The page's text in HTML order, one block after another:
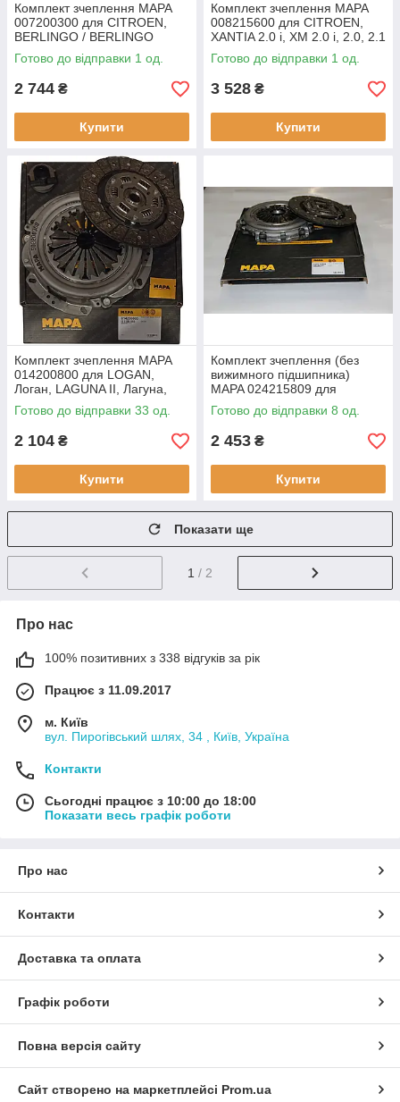
Комплект зчеплення MAPA
007200300 для CITROEN,
BERLINGO / BERLINGO
FIRST 1.8 i, XANTIA 1.6 i SX,
1.8 i, 1.8 i 16V, XSARA 1.8 i,
Готово до відправки 1 од.
2 744 ₴
Купити
Комплект зчеплення MAPA
008215600 для CITROEN,
XANTIA 2.0 i, XM 2.0 i, 2.0, 2.1
D 12V, ZX 2.0, 2.0 i, FIAT,
PEUGEOT, 306 2.0 Xsi,
Готово до відправки 1 од.
3 528 ₴
Купити
Комплект зчеплення MAPA
014200800 для LOGAN,
Логан, LAGUNA II, Лагуна,
TONDAR, Тондар 1.6 K7M7
Готово до відправки 33 од.
2 104 ₴
Купити
Комплект зчеплення (без
вижимного підшипника)
MAPA 024215809 для
LARGUS 1.6
Готово до відправки 8 од.
2 453 ₴
Купити
Показати ще
1 / 2
Про нас
100% позитивних з 338 відгуків за рік
Працює з 11.09.2017
м. Київ
вул. Пирогівський шлях, 34 , Київ, Україна
Контакти
Сьогодні працює з 10:00 до 18:00
Показати весь графік роботи
Про нас
Контакти
Доставка та оплата
Графік роботи
Повна версія сайту
Сайт створено на маркетплейсі Prom.ua